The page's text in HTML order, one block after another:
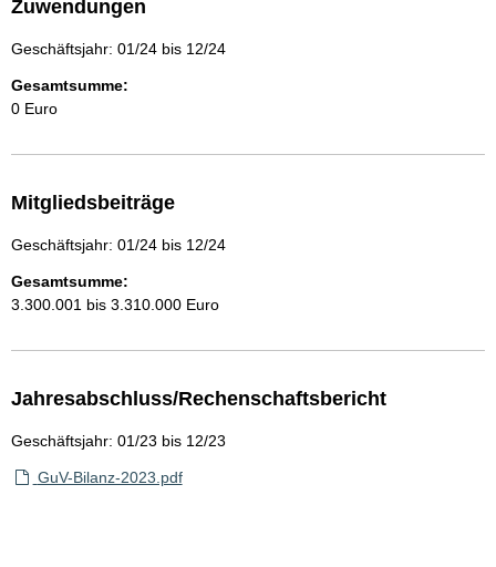
Zuwendungen
Geschäftsjahr: 01/24 bis 12/24
Gesamtsumme:
0 Euro
Mitgliedsbeiträge
Geschäftsjahr: 01/24 bis 12/24
Gesamtsumme:
3.300.001 bis 3.310.000 Euro
Jahresabschluss/Rechenschaftsbericht
Geschäftsjahr: 01/23 bis 12/23
GuV-Bilanz-2023.pdf